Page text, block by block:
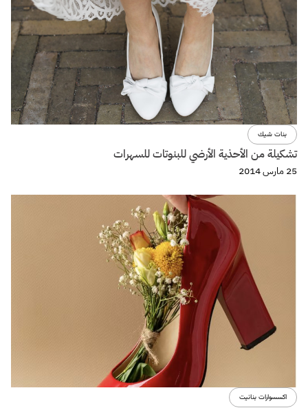
بنات شيك
تشكيلة من الأحذية الأرضي للبنوتات للسهرات
25 مارس 2014
اكسسوارات بنانيت